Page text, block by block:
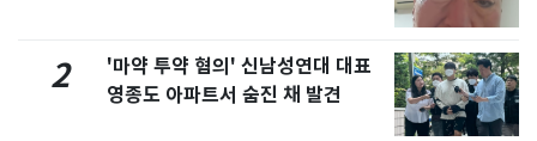
2
'마약 투약 혐의' 신남성연대 대표
영종도 아파트서 숨진 채 발견